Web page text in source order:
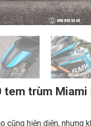
tem trùm Miami
cũng hiện diện, nhưng